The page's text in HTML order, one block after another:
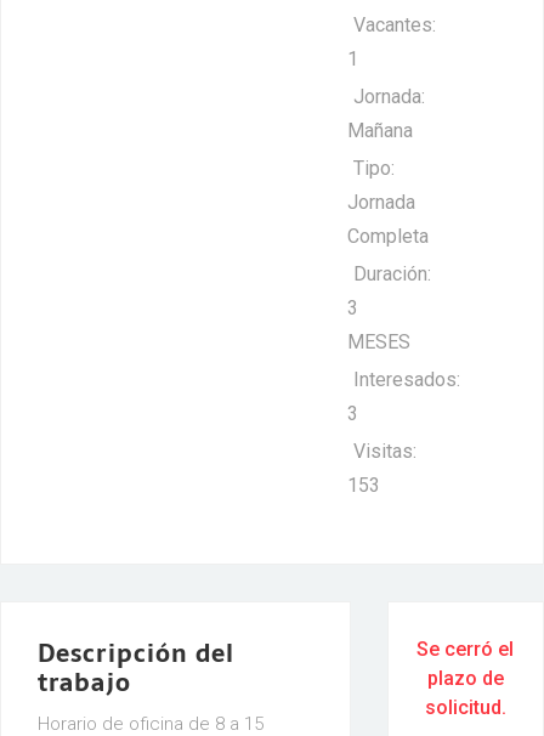
Vacantes:
1
Jornada:
Mañana
Tipo:
Jornada
Completa
Duración:
3
MESES
Interesados:
3
Visitas:
153
Descripción del
trabajo
Horario de oficina de 8 a 15
Se cerró el
plazo de
solicitud.